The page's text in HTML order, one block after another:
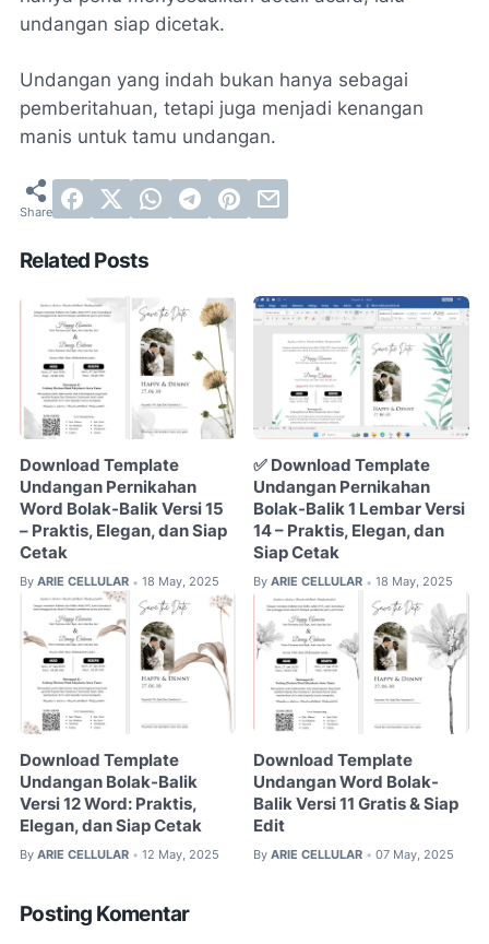
undangan siap dicetak.
Undangan yang indah bukan hanya sebagai
pemberitahuan, tetapi juga menjadi kenangan
manis untuk tamu undangan.
Related Posts
Download Template
Undangan Pernikahan
Word Bolak-Balik Versi 15
– Praktis, Elegan, dan Siap
Cetak
By ARIE CELLULAR • 18 May, 2025
✅ Download Template
Undangan Pernikahan
Bolak-Balik 1 Lembar Versi
14 – Praktis, Elegan, dan
Siap Cetak
By ARIE CELLULAR • 18 May, 2025
Download Template
Undangan Bolak-Balik
Versi 12 Word: Praktis,
Elegan, dan Siap Cetak
By ARIE CELLULAR • 12 May, 2025
Download Template
Undangan Word Bolak-
Balik Versi 11 Gratis & Siap
Edit
By ARIE CELLULAR • 07 May, 2025
Posting Komentar